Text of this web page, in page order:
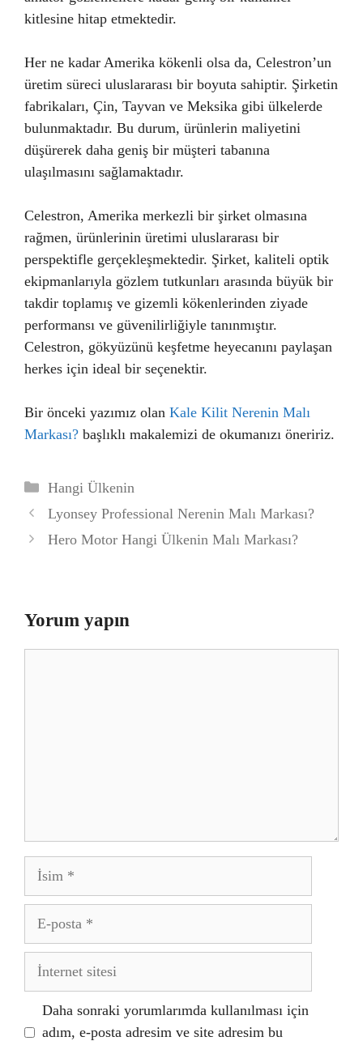
kitlesine hitap etmektedir.
Her ne kadar Amerika kökenli olsa da, Celestron’un
üretim süreci uluslararası bir boyuta sahiptir. Şirketin
fabrikaları, Çin, Tayvan ve Meksika gibi ülkelerde
bulunmaktadır. Bu durum, ürünlerin maliyetini
düşürerek daha geniş bir müşteri tabanına
ulaşılmasını sağlamaktadır.
Celestron, Amerika merkezli bir şirket olmasına
rağmen, ürünlerinin üretimi uluslararası bir
perspektifle gerçekleşmektedir. Şirket, kaliteli optik
ekipmanlarıyla gözlem tutkunları arasında büyük bir
takdir toplamış ve gizemli kökenlerinden ziyade
performansı ve güvenilirliğiyle tanınmıştır.
Celestron, gökyüzünü keşfetme heyecanını paylaşan
herkes için ideal bir seçenektir.
Bir önceki yazımız olan Kale Kilit Nerenin Malı
Markası? başlıklı makalemizi de okumanızı öneririz.
Kategoriler
Hangi Ülkenin
Lyonsey Professional Nerenin Malı Markası?
Hero Motor Hangi Ülkenin Malı Markası?
Yorum yapın
İsim
posta
İnternet
Daha sonraki yorumlarımda kullanılması için
adım, e-posta adresim ve site adresim bu